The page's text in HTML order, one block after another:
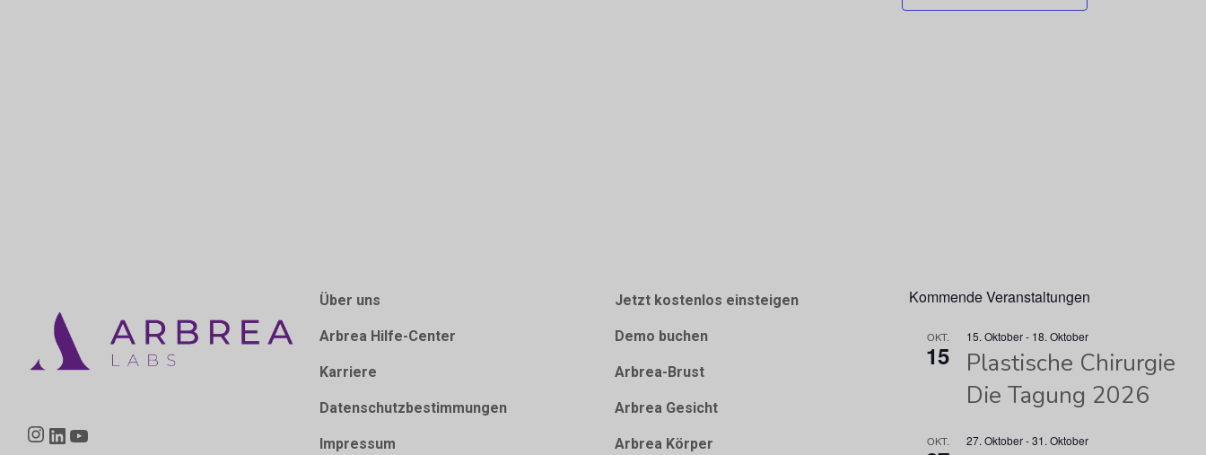
Instagram
LinkedIn
Über uns
Arbrea Hilfe-Center
Karriere
Datenschutzbestimmungen
Impressum
Jetzt kostenlos einsteigen
Demo buchen
Arbrea-Brust
Arbrea Gesicht
Arbrea Körper
Kommende Veranstaltungen
OKT.
15
15. Oktober- 18. Oktober
Plastische Chirurgie
Die Tagung 2026
OKT. 27. Oktober-31. Oktober